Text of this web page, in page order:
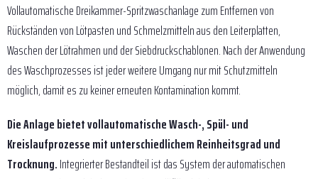
Vollautomatische Dreikammer-Spritzwaschanlage zum Entfernen von
Rückständen von Lötpasten und Schmelzmitteln aus den Leiterplatten,
Waschen der Lötrahmen und der Siebdruckschablonen. Nach der Anwendung
des Waschprozesses ist jeder weitere Umgang nur mit Schutzmitteln
möglich, damit es zu keiner erneuten Kontamination kommt.
Die Anlage bietet vollautomatische Wasch-, Spül- und
Kreislaufprozesse mit unterschiedlichem Reinheitsgrad und
Trocknung.Integrierter Bestandteil ist das System der automatischen